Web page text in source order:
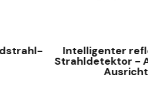
Intelligenter
Strahldetektor -